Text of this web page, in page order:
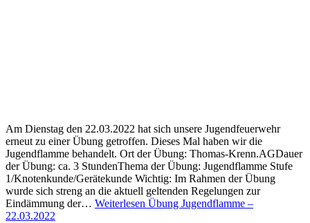
Am Dienstag den 22.03.2022 hat sich unsere Jugendfeuerwehr
erneut zu einer Übung getroffen. Dieses Mal haben wir die
Jugendflamme behandelt. Ort der Übung: Thomas-Krenn.AGDauer
der Übung: ca. 3 StundenThema der Übung: Jugendflamme Stufe
1/Knotenkunde/Gerätekunde Wichtig: Im Rahmen der Übung
wurde sich streng an die aktuell geltenden Regelungen zur
Eindämmung der… Weiterlesen Übung Jugendflamme –
22.03.2022